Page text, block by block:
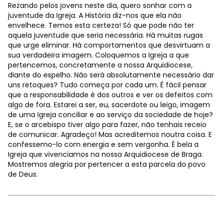
Rezando pelos jovens neste dia, quero sonhar com a
juventude da Igreja. A História diz-nos que ela não
envelhece. Temos esta certeza! Só que pode não ter
aquela juventude que seria necessária. Há muitas rugas
que urge eliminar. Há comportamentos que desvirtuam a
sua verdadeira imagem. Coloquemos a Igreja a que
pertencemos, concretamente a nossa Arquidiocese,
diante do espelho. Não será absolutamente necessário dar
uns retoques? Tudo começa por cada um. É fácil pensar
que a responsabilidade é dos outros e ver os defeitos com
algo de fora. Estarei a ser, eu, sacerdote ou leigo, imagem
de uma Igreja conciliar e ao serviço da sociedade de hoje?
E, se o arcebispo tiver algo para fazer, não tenhais receio
de comunicar. Agradeço! Mas acreditemos noutra coisa. E
confessemo-lo com energia e sem vergonha. É bela a
Igreja que vivenciamos na nossa Arquidiocese de Braga.
Mostremos alegria por pertencer a esta parcela do povo
de Deus.